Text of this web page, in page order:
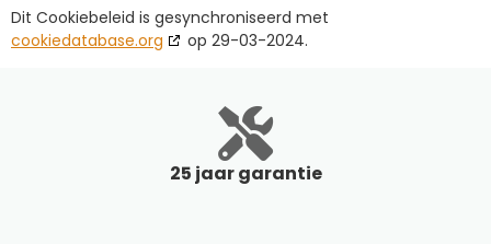
Dit Cookiebeleid is gesynchroniseerd met
cookiedatabase.org
op 29-03-2024.
25 jaar garantie